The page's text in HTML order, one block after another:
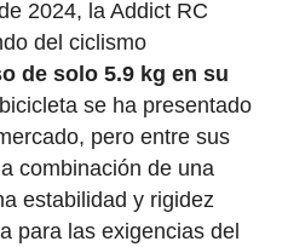
2024, la Addict RC
del ciclismo
de solo 5.9 kg en su
se ha presentado
pero entre sus
combinación de una
estabilidad y rigidez
para las exigencias del